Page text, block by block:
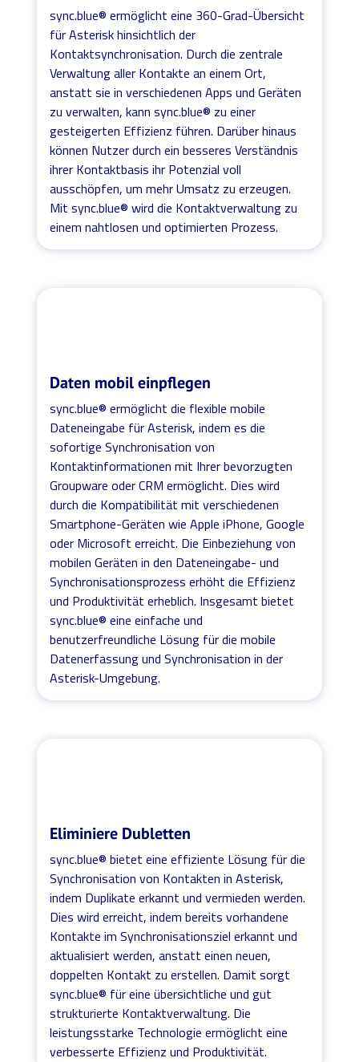
sync.blue® ermöglicht eine 360-Grad-Übersicht
für Asterisk hinsichtlich der
Kontaktsynchronisation. Durch die zentrale
Verwaltung aller Kontakte an einem Ort,
anstatt sie in verschiedenen Apps und Geräten
zu verwalten, kann sync.blue® zu einer
gesteigerten Effizienz führen. Darüber hinaus
können Nutzer durch ein besseres Verständnis
ihrer Kontaktbasis ihr Potenzial voll
ausschöpfen, um mehr Umsatz zu erzeugen.
Mit sync.blue® wird die Kontaktverwaltung zu
einem nahtlosen und optimierten Prozess.
Daten mobil einpflegen
sync.blue® ermöglicht die flexible mobile
Dateneingabe für Asterisk, indem es die
sofortige Synchronisation von
Kontaktinformationen mit Ihrer bevorzugten
Groupware oder CRM ermöglicht. Dies wird
durch die Kompatibilität mit verschiedenen
Smartphone-Geräten wie Apple iPhone, Google
oder Microsoft erreicht. Die Einbeziehung von
mobilen Geräten in den Dateneingabe- und
Synchronisationsprozess erhöht die Effizienz
und Produktivität erheblich. Insgesamt bietet
sync.blue® eine einfache und
benutzerfreundliche Lösung für die mobile
Datenerfassung und Synchronisation in der
Asterisk-Umgebung.
Eliminiere Dubletten
sync.blue® bietet eine effiziente Lösung für die
Synchronisation von Kontakten in Asterisk,
indem Duplikate erkannt und vermieden werden.
Dies wird erreicht, indem bereits vorhandene
Kontakte im Synchronisationsziel erkannt und
aktualisiert werden, anstatt einen neuen,
doppelten Kontakt zu erstellen. Damit sorgt
sync.blue® für eine übersichtliche und gut
strukturierte Kontaktverwaltung. Die
leistungsstarke Technologie ermöglicht eine
verbesserte Effizienz und Produktivität.